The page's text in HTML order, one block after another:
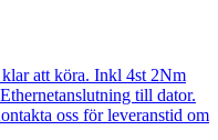
att köra. Inkl 4st 2Nm
till dator.
oss för leveranstid om